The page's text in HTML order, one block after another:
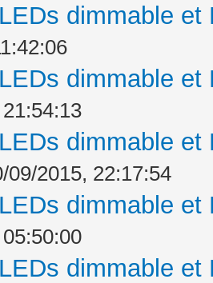
dimmable
dimmable
dimmable
09/2015, 22:17:54
dimmable
dimmable